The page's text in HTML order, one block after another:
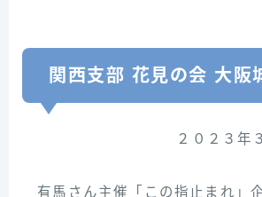
支部活動報告
関西支部 花見の会 大阪
２０２３年
有馬さん主催「この指止まれ」